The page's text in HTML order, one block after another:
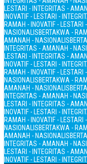
LESTARI - INTEGRITAS -
INOVATIF - LESTARI -
RAMAH - INOVATIF -
NASIONALISBERTAKWA -
AMANAH - NASIONALIS
INTEGRITAS - AMANAH -
LESTARI - INTEGRITAS -
INOVATIF - LESTARI -
RAMAH - INOVATIF -
NASIONALISBERTAKWA -
AMANAH - NASIONALIS
INTEGRITAS - AMANAH -
LESTARI - INTEGRITAS -
INOVATIF - LESTARI -
RAMAH - INOVATIF -
NASIONALISBERTAKWA -
AMANAH - NASIONALIS
INTEGRITAS - AMANAH -
LESTARI - INTEGRITAS -
INOVATIF - LESTARI -